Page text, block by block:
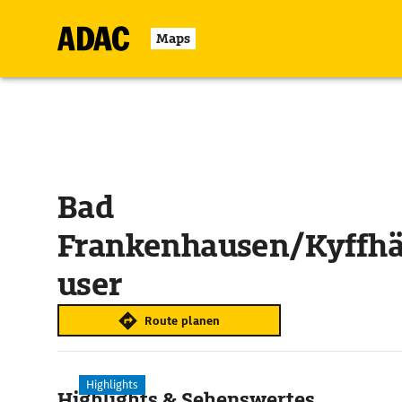
Maps
Bad
Frankenhausen/
user
Route planen
Highlights